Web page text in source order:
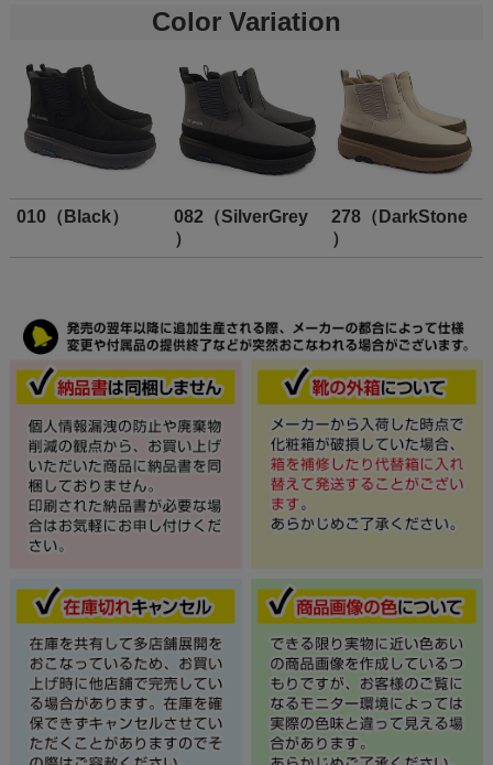
Color Variation
010（Black）
082（SilverGrey
）
278（DarkStone
）